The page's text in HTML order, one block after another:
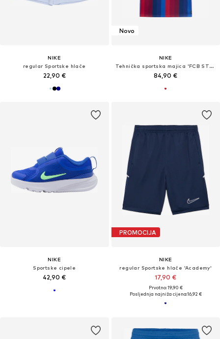
NIKE
regular Sportske hlače
22,90 €
Novo
NIKE
Tehnička sportska majica 'FCB STAD HM'
84,90 €
NIKE
Sportske cipele
42,90 €
PROMOCIJA
NIKE
regular Sportske hlače 'Academy'
17,90 €
Prvotno: 19,90 €
Posljednja najniža cijena:16,92 €